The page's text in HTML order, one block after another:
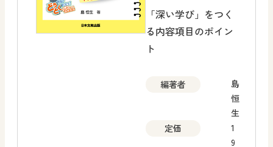
「深い学び」をつく
る内容項目のポイン
ト
編著者
島
恒
生
定価
1
9